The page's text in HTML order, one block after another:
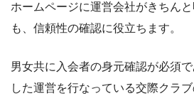
ホームページに運営会社がきちん
も、信頼性の確認に役立ちます。
男女共に入会者の身元確認が必須
した運営を行なっている交際クラブ